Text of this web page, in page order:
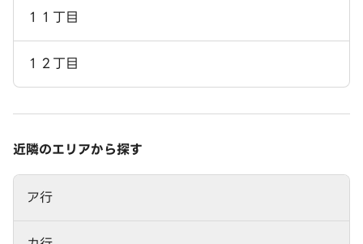
１１丁目
１２丁目
近隣のエリアから探す
ア行